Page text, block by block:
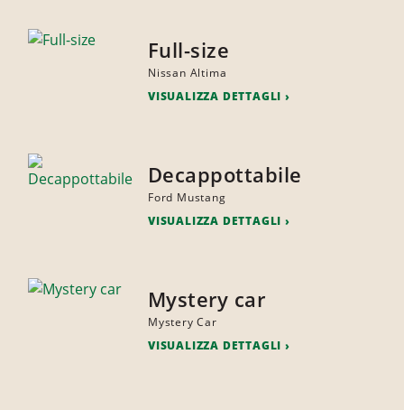
Full-size
Nissan Altima
VISUALIZZA DETTAGLI
Decappottabile
Ford Mustang
VISUALIZZA DETTAGLI
Mystery car
Mystery Car
VISUALIZZA DETTAGLI